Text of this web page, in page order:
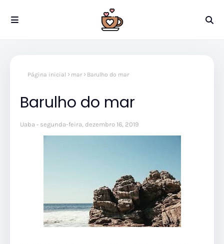
Página inicial mar Barulho do mar
Barulho do mar
Uaba segunda-feira, dezembro 16, 2019